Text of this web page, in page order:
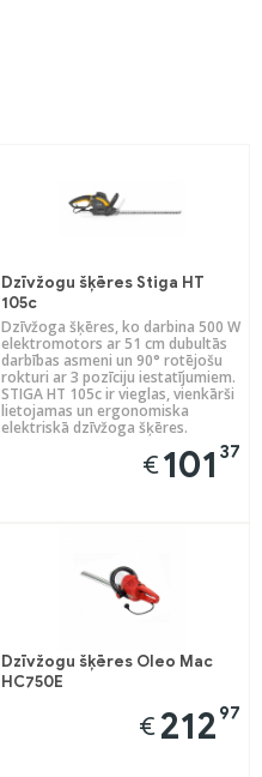
Dzīvžogu šķēres Stiga HT
105c
Dzīvžoga šķēres, ko darbina 500 W
elektromotors ar 51 cm dubultās
darbības asmeni un 90° rotējošu
rokturi ar 3 pozīciju iestatījumiem.
STIGA HT 105c ir vieglas, vienkārši
lietojamas un ergonomiska
elektriskā dzīvžoga šķēres.
€101 37
Dzīvžogu šķēres Oleo Mac
HC750E
€212 97